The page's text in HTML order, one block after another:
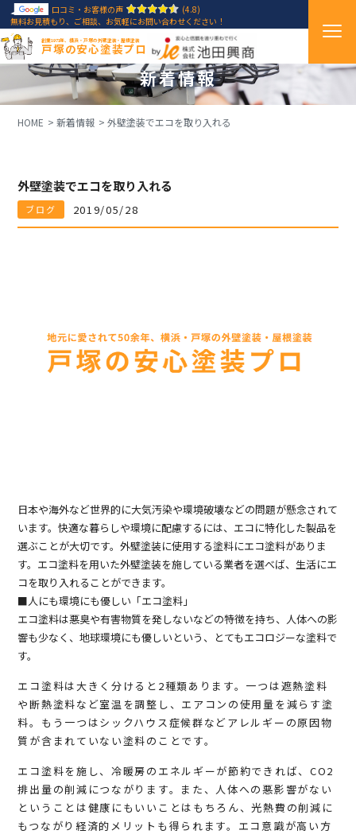
口コミ・お客様の声
(4.8)
無料お見積もり、ご相談、お気軽にお問い合わせください！
創業1971年、横浜・戸塚の外壁塗装・屋根塗装
戸塚の安心塗装プロ
新着情報
HOME 新着情報 外壁塗装でエコを取り入れる
外壁塗装でエコを取り入れる
ブログ 2019/05/28
日本や海外など世界的に大気汚染や環境破壊などの問題が懸念されて
います。快適な暮らしや環境に配慮するには、エコに特化した製品を
選ぶことが大切です。外壁塗装に使用する塗料にエコ塗料がありま
す。エコ塗料を用いた外壁塗装を施している業者を選べば、生活にエ
コを取り入れることができます。
■人にも環境にも優しい「エコ塗料」
エコ塗料は悪臭や有害物質を発しないなどの特徴を持ち、人体への影
響も少なく、地球環境にも優しいという、とてもエコロジーな塗料で
す。
エコ塗料は大きく分けると2種類あります。一つは遮熱塗料
や断熱塗料など室温を調整し、エアコンの使用量を減らす塗
料。もう一つはシックハウス症候群などアレルギーの原因物
質が含まれていない塗料のことです。
エコ塗料を施し、冷暖房のエネルギーが節約できれば、CO2
排出量の削減につながります。また、人体への悪影響がない
ということは健康にもいいことはもちろん、光熱費の削減に
もつながり経済的メリットも得られます。エコ意識が高い方